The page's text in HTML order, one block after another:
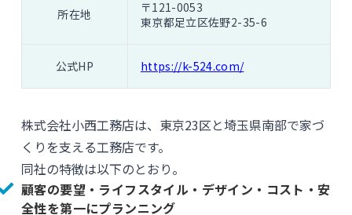
所在地
〒121-0053
東京都足立区佐野2-35-6
公式HP https://k-524.com/
株式会社小西工務店は、東京23区と埼玉県南部で家づ
くりを支える工務店です。
同社の特徴は以下のとおり。
顧客の要望・ライフスタイル・デザイン・コスト・安
全性を第一にプランニング